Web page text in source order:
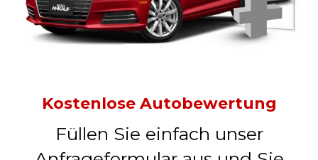
Kostenlose Autobewertung
Füllen Sie einfach unser